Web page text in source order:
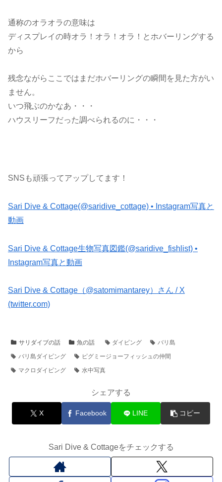
通称のオラオラの意味は
ディスプレイの時オラ！オラ！オラ！とホバーリングする
から
残念ながらここではまだホバーリングの瞬間を見た方がい
ません。
いつ飛ぶのかなあ・・・
ハウスリーフだった調べられるのに・・・
SNSも頑張ってアップしてます！
Sari Dive & Cottage(@saridive_cottage) • Instagram写真と
動画
Sari Dive & Cottage生物写真図鑑(@saridive_fishlist) •
Instagram写真と動画
Sari Dive & Cottage（@satomimantarey）さん / X
(twitter.com)
サリダイブの話 魚の話 ダイビング
バリ島
バリ島ダイビング
ピグミージョーフィッシュの仲間
マクロダイビング
水中写真
シェアする
X Facebook LINE コピー
Sari Dive & Cottageをチェックする